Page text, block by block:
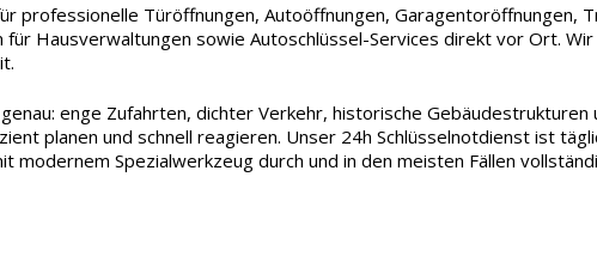
professionelle Türöffnungen, Autoöffnungen, Garagentoröffnungen,
für Hausverwaltungen sowie Autoschlüssel-Services direkt vor Ort.
enge Zufahrten, dichter Verkehr, historische Gebäudestrukturen
planen und schnell reagieren. Unser 24h Schlüsselnotdienst ist
modernem Spezialwerkzeug durch und in den meisten Fällen